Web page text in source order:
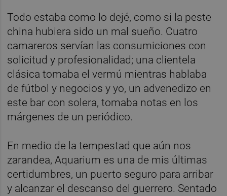
Todo estaba como lo dejé, como si la peste
china hubiera sido un mal sueño. Cuatro
camareros servían las consumiciones con
solicitud y profesionalidad; una clientela
clásica tomaba el vermú mientras hablaba
de fútbol y negocios y yo, un advenedizo en
este bar con solera, tomaba notas en los
márgenes de un periódico.
En medio de la tempestad que aún nos
zarandea, Aquarium es una de mis últimas
certidumbres, un puerto seguro para arribar
y alcanzar el descanso del guerrero. Sentado